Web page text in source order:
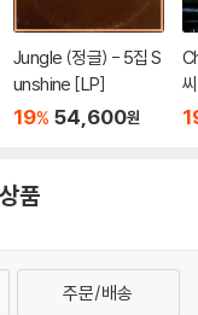
Jungle (정글) - 5집 S
unshine [LP]
19% 54,600원
품
주문/배송